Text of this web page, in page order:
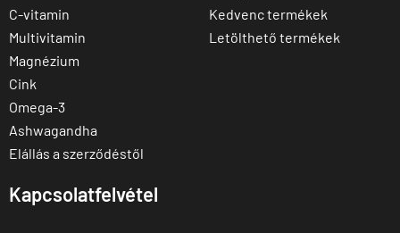
C-vitamin
Multivitamin
Magnézium
Cink
Omega-3
Ashwagandha
Elállás a szerződéstől
Kedvenc termékek
Letölthető termékek
Kapcsolatfelvétel